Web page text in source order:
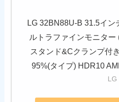
LG 32BN88U-B 31.5イン
ルトラファインモニタ
スタンド&Cクランプ付
95%(タイプ) HDR10
LG